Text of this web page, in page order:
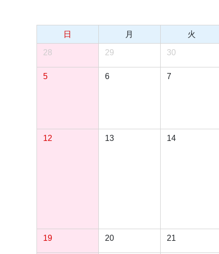
日 月 火
28 29 30
5 6 7
12 13 14
19 20 21